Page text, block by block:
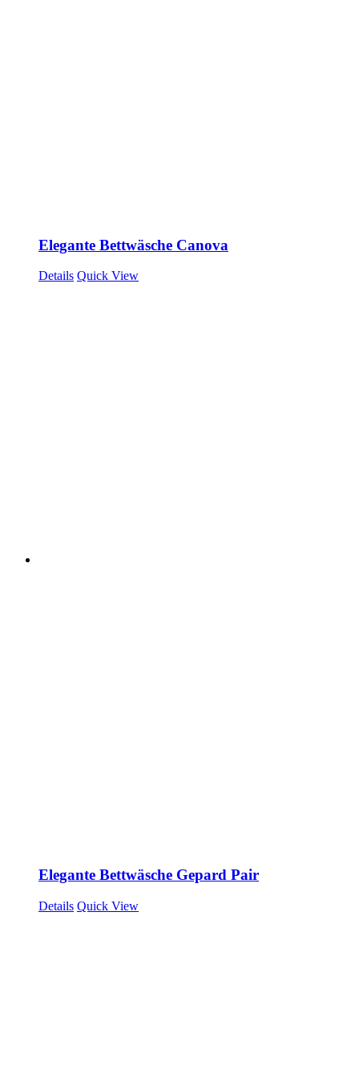
Elegante Bettwäsche Canova
Details Quick View
Elegante Bettwäsche Gepard Pair
Details Quick View